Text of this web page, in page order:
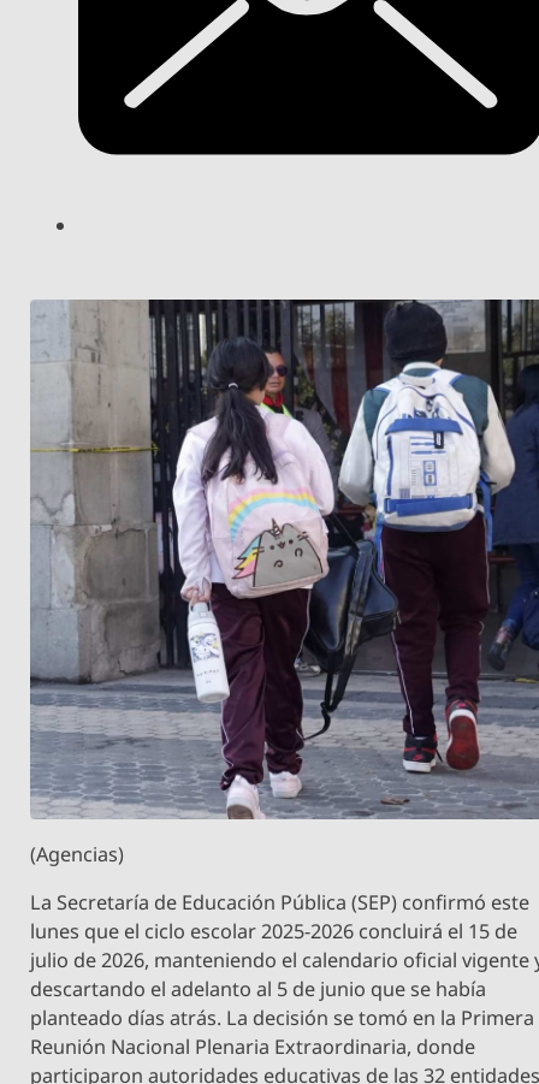
(Agencias)
La Secretaría de Educación Pública (SEP) confirmó este
lunes que el ciclo escolar 2025-2026 concluirá el 15 de
julio de 2026, manteniendo el calendario oficial vigente
descartando el adelanto al 5 de junio que se había
planteado días atrás. La decisión se tomó en la Primera
Reunión Nacional Plenaria Extraordinaria, donde
participaron autoridades educativas de las 32